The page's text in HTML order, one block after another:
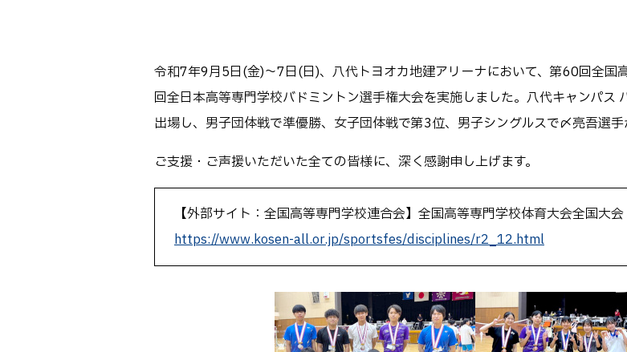
令和7年9月5日(金)～7日(日)、八代トヨオカ地建アリーナにおいて、第60回全国
回全日本高等専門学校バドミントン選手権大会を実施しました。八代キャンパス
出場し、男子団体戦で準優勝、女子団体戦で第3位、男子シングルスで〆亮吾選手
ご支援・ご声援いただいた全ての皆様に、深く感謝申し上げます。
【外部サイト：全国高等専門学校連合会】全国高等専門学校体育大会全国大
https://www.kosen-all.or.jp/sportsfes/disciplines/r2_12.html
電子情報システム工学専攻
生産システム工学専攻
受験生向け 熊本高専 Q&A
熊本高専が運用するWebサイト・
SNS・動画チャネル等
転職・Uターン